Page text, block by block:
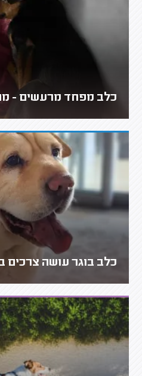
כלב מפחד מרעשים -
כלב בוגר עושה צרכים